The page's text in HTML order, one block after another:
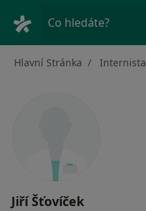
Co hledáte?
Hlavní Stránka Internista
Jiří Šťovíček